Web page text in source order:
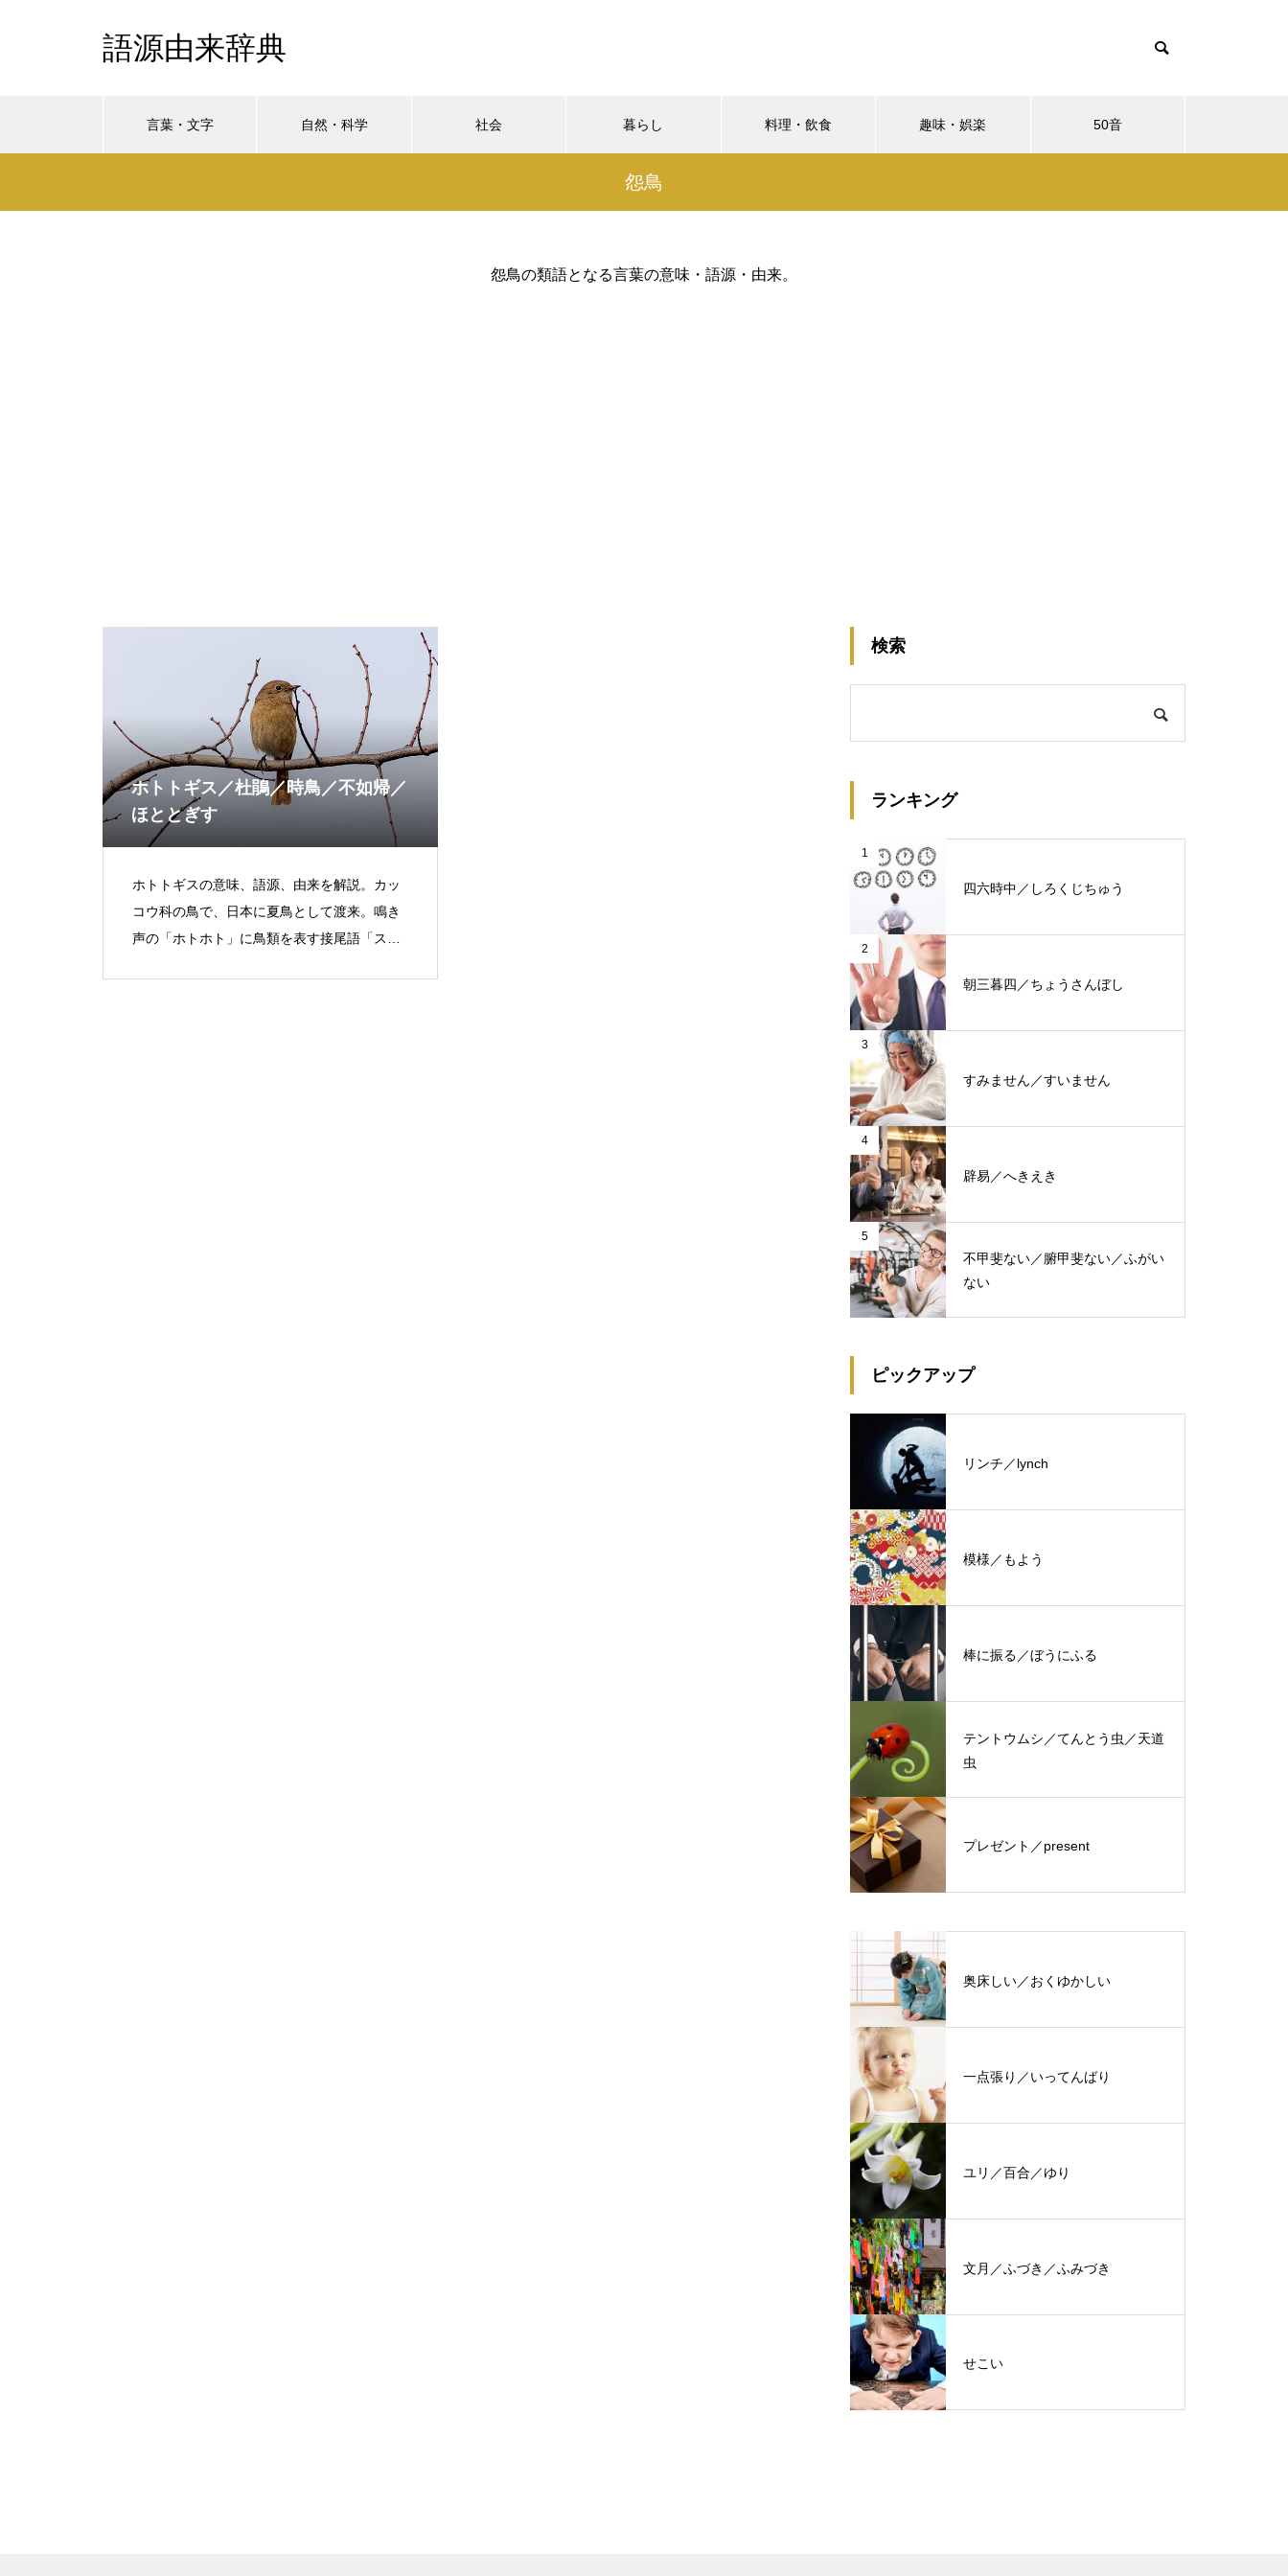
語源由来辞典
言葉・文字 自然・科学 社会 暮らし 料理・飲食 趣味・娯楽 50音
怨鳥
怨鳥の類語となる言葉の意味・語源・由来。
ホトトギス／杜鵑／時鳥／不如帰／
ほととぎす
ホトトギスの意味、語源、由来を解説。カッ
コウ科の鳥で、日本に夏鳥として渡来。鳴き
声の「ホトホト」に鳥類を表す接尾語「ス」
検索
ランキング
1
四六時中／しろくじちゅう
2
朝三暮四／ちょうさんぼし
3
すみません／すいません
4
辟易／へきえき
5
不甲斐ない／腑甲斐ない／ふがい
ない
ピックアップ
リンチ／lynch
模様／もよう
棒に振る／ぼうにふる
テントウムシ／てんとう虫／天道
虫
プレゼント／present
奥床しい／おくゆかしい
一点張り／いってんばり
ユリ／百合／ゆり
文月／ふづき／ふみづき
せこい